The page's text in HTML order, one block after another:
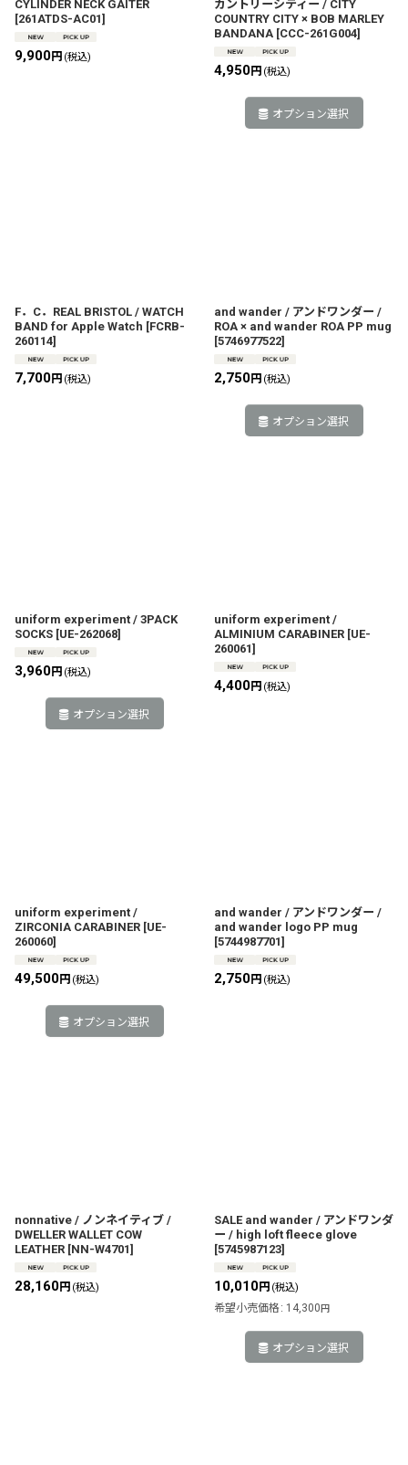
CYLINDER NECK GAITER
[261ATDS-AC01]
9,900円 (税込)
カントリーシティー / CITY
COUNTRY CITY × BOB MARLEY
BANDANA [CCC-261G004]
4,950円 (税込)
オプション選択
F．C．REAL BRISTOL / WATCH
BAND for Apple Watch [FCRB-
260114]
7,700円 (税込)
and wander / アンドワンダー /
ROA × and wander ROA PP mug
[5746977522]
2,750円 (税込)
オプション選択
uniform experiment / 3PACK
SOCKS [UE-262068]
3,960円 (税込)
オプション選択
uniform experiment /
ALMINIUM CARABINER [UE-
260061]
4,400円 (税込)
uniform experiment /
ZIRCONIA CARABINER [UE-
260060]
49,500円 (税込)
オプション選択
and wander / アンドワンダー /
and wander logo PP mug
[5744987701]
2,750円 (税込)
nonnative / ノンネイティブ /
DWELLER WALLET COW
LEATHER [NN-W4701]
28,160円 (税込)
SALE and wander / アンドワンダ
ー / high loft fleece glove
[5745987123]
10,010円 (税込)
希望小売価格 : 14,300円
オプション選択